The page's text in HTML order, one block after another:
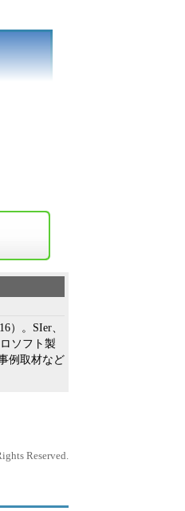
の
版でも、
us）に変
）。SIer、
ソフト製
例取材など
Reserved.